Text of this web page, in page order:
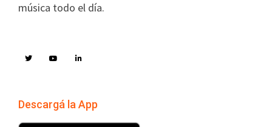
música todo el día.
Descargá la App